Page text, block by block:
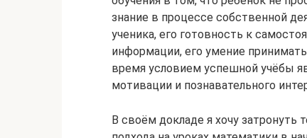
знание в процессе собственной
ученика, его готовность к
информации, его умение
время условием успешной учёбы
мотивации и познавательного
В своём докладе я хочу затронуть